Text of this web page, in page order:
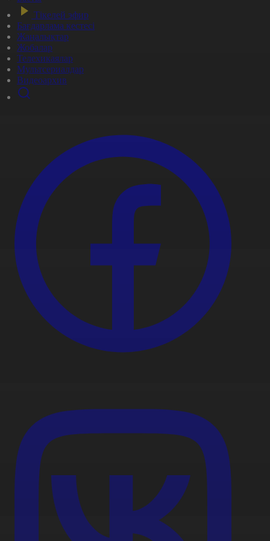
Тікелей эфир
Бағдарлама кестесі
Жаңалықтар
Жобалар
Телехикаялар
Мультсериалдар
Видеоархив